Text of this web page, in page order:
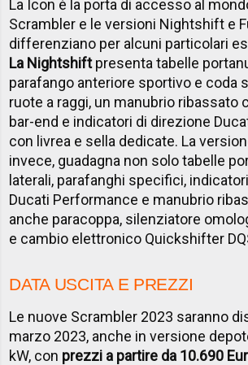
La Icon è la porta di accesso al
Scrambler e le versioni Nightshift e
differenziano per alcuni particolari
La Nightshiftpresenta tabelle
parafango anteriore sportivo e coda
ruote a raggi, un manubrio ribassato
bar-end e indicatori di direzione
con livrea e sella dedicate. La
invece, guadagna non solo tabelle
laterali, parafanghi specifici,
Ducati Performance e manubrio
anche paracoppa, silenziatore
e cambio elettronico Quickshifter
DATA USCITA E PREZZI
Le nuove Scrambler 2023 saranno
marzo 2023, anche in versione
kW, con prezzi a partire da 10.690